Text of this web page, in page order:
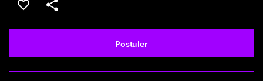
Sélectionner pour enregistrer l'annonce
PARTAGER
Postuler